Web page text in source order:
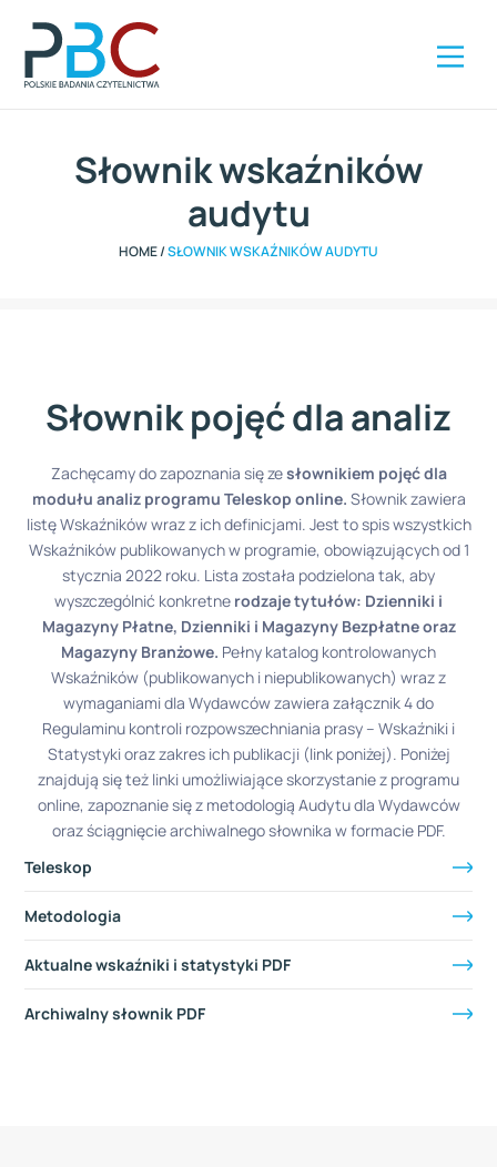
Szybki kontakt
+48 504 285 416
Słownik wskaźników
audytu
HOME/SŁOWNIK WSKAŹNIKÓW AUDYTU
Słownik pojęć dla analiz
Zachęcamy do zapoznania się zesłownikiem pojęć dla
modułu analiz programu Teleskop online. Słownik zawiera
listę Wskaźników wraz z ich definicjami. Jest to spis wszystkich
Wskaźników publikowanych w programie, obowiązujących od 1
stycznia 2022 roku. Lista została podzielona tak, aby
wyszczególnić konkretne rodzaje tytułów: Dzienniki i
Magazyny Płatne, Dzienniki i Magazyny Bezpłatne oraz
Magazyny Branżowe. Pełny katalog kontrolowanych
Wskaźników (publikowanych i niepublikowanych) wraz z
wymaganiami dla Wydawców zawiera załącznik 4 do
Regulaminu kontroli rozpowszechniania prasy – Wskaźniki i
Statystyki oraz zakres ich publikacji (link poniżej). Poniżej
znajdują się też linki umożliwiające skorzystanie z programu
online, zapoznanie się z metodologią Audytu dla Wydawców
oraz ściągnięcie archiwalnego słownika w formacie PDF.
Teleskop
Metodologia
Aktualne wskaźniki i statystyki PDF
Archiwalny słownik PDF